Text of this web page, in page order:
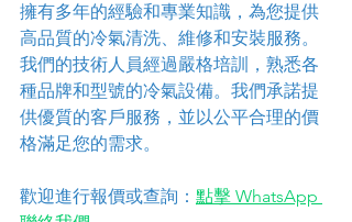
擁有多年的經驗和專業知識，為您提供
高品質的冷氣清洗、維修和安裝服務。
我們的技術人員經過嚴格培訓，熟悉各
種品牌和型號的冷氣設備。我們承諾提
供優質的客戶服務，並以公平合理的價
格滿足您的需求。
歡迎進行報價或查詢： 點擊 WhatsApp